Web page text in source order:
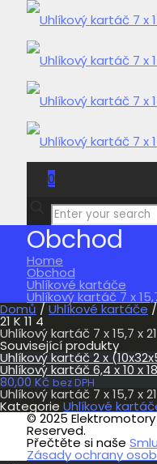
0
0,00 Kč
Obchod
Home
Obchod
Uhlíkové kartáče
Uhlíkový kartáč 7 x 15,7
Domů / Uhlíkové kartáče
21 K 11 4
Uhlíkový kartáč 7 x 15,7 x 21
Související produkty
Uhlíkový kartáč 2 x
Uhlíkový kartáč 6,4 x 10 x
80,00 Kč bez DPH
Uhlíkový kartáč 7 x 15,7 x 21
Kategorie Uhlíkové
© 2025
Reserved.
Přečtěte si naše
Zásady ochrany